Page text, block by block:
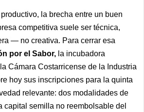
la brecha entre un buen
competitiva suele ser técnica,
— no creativa. Para cerrar esa
por el Sabor, la incubadora
Cámara Costarricense de la Industria
hoy sus inscripciones para la quinta
relevante: dos modalidades de
capital semilla no reembolsable del